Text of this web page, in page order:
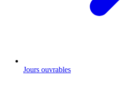
Jours ouvrables